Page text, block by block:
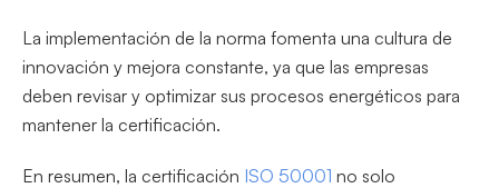
La implementación de la norma fomenta una cultura de
innovación y mejora constante, ya que las empresas
deben revisar y optimizar sus procesos energéticos para
mantener la certificación.
En resumen, la certificación ISO 50001 no solo